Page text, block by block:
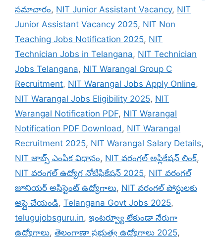
సమాచారం, NIT Junior Assistant Vacancy, NIT
Junior Assistant Vacancy 2025, NIT Non
Teaching Jobs Notification 2025, NIT
Technician Jobs in Telangana, NIT Technician
Jobs Telangana, NIT Warangal Group C
Recruitment, NIT Warangal Jobs Apply Online,
NIT Warangal Jobs Eligibility 2025, NIT
Warangal Notification PDF, NIT Warangal
Notification PDF Download , NIT Warangal
Recruitment 2025, NIT Warangal Salary Details,
NIT జాబ్స్ ఎంపిక విధానం, NIT వరంగల్ అప్లికేషన్ లింక్,
NIT వరంగల్ ఉద్యోగ నోటిఫికేషన్ 2025, NIT వరంగల్
జూనియర్ అసిస్టెంట్ ఉద్యోగాలు, NIT వరంగల్ పోస్టులకు
అప్లై చేయండి, Telangana Govt Jobs 2025,
telugujobsguru.in, ఇంటర్వ్యూ లేకుండా నేరుగా
ఉద్యోగాలు, తెలంగాణా ప్రభుత్వ ఉద్యోగాలు 2025,